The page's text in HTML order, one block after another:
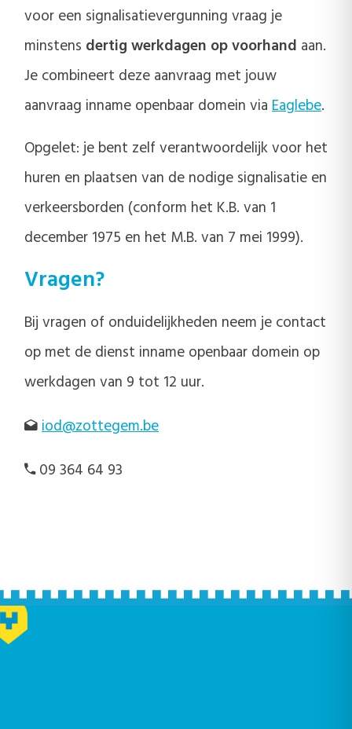
voor een signalisatievergunning vraag je
minstens dertig werkdagen op voorhand aan.
Je combineert deze aanvraag met jouw
aanvraag inname openbaar domein via Eaglebe.
Opgelet: je bent zelf verantwoordelijk voor het
huren en plaatsen van de nodige signalisatie en
verkeersborden (conform het K.B. van 1
december 1975 en het M.B. van 7 mei 1999).
Vragen?
Bij vragen of onduidelijkheden neem je contact
op met de dienst inname openbaar domein op
werkdagen van 9 tot 12 uur.
iod@zottegem.be
09 364 64 93